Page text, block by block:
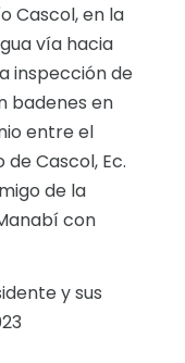
Cascol, en la
vía hacia
inspección de
badenes en
entre el
Cascol, Ec.
de la
con
y sus